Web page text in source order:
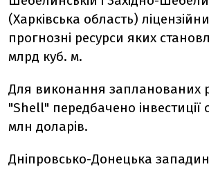
(Харківська область)
прогнозні ресурси яких
млрд куб. м.
Для виконання запланованих
"Shell" передбачено інвестиції
млн доларів.
Дніпровсько-Донецька